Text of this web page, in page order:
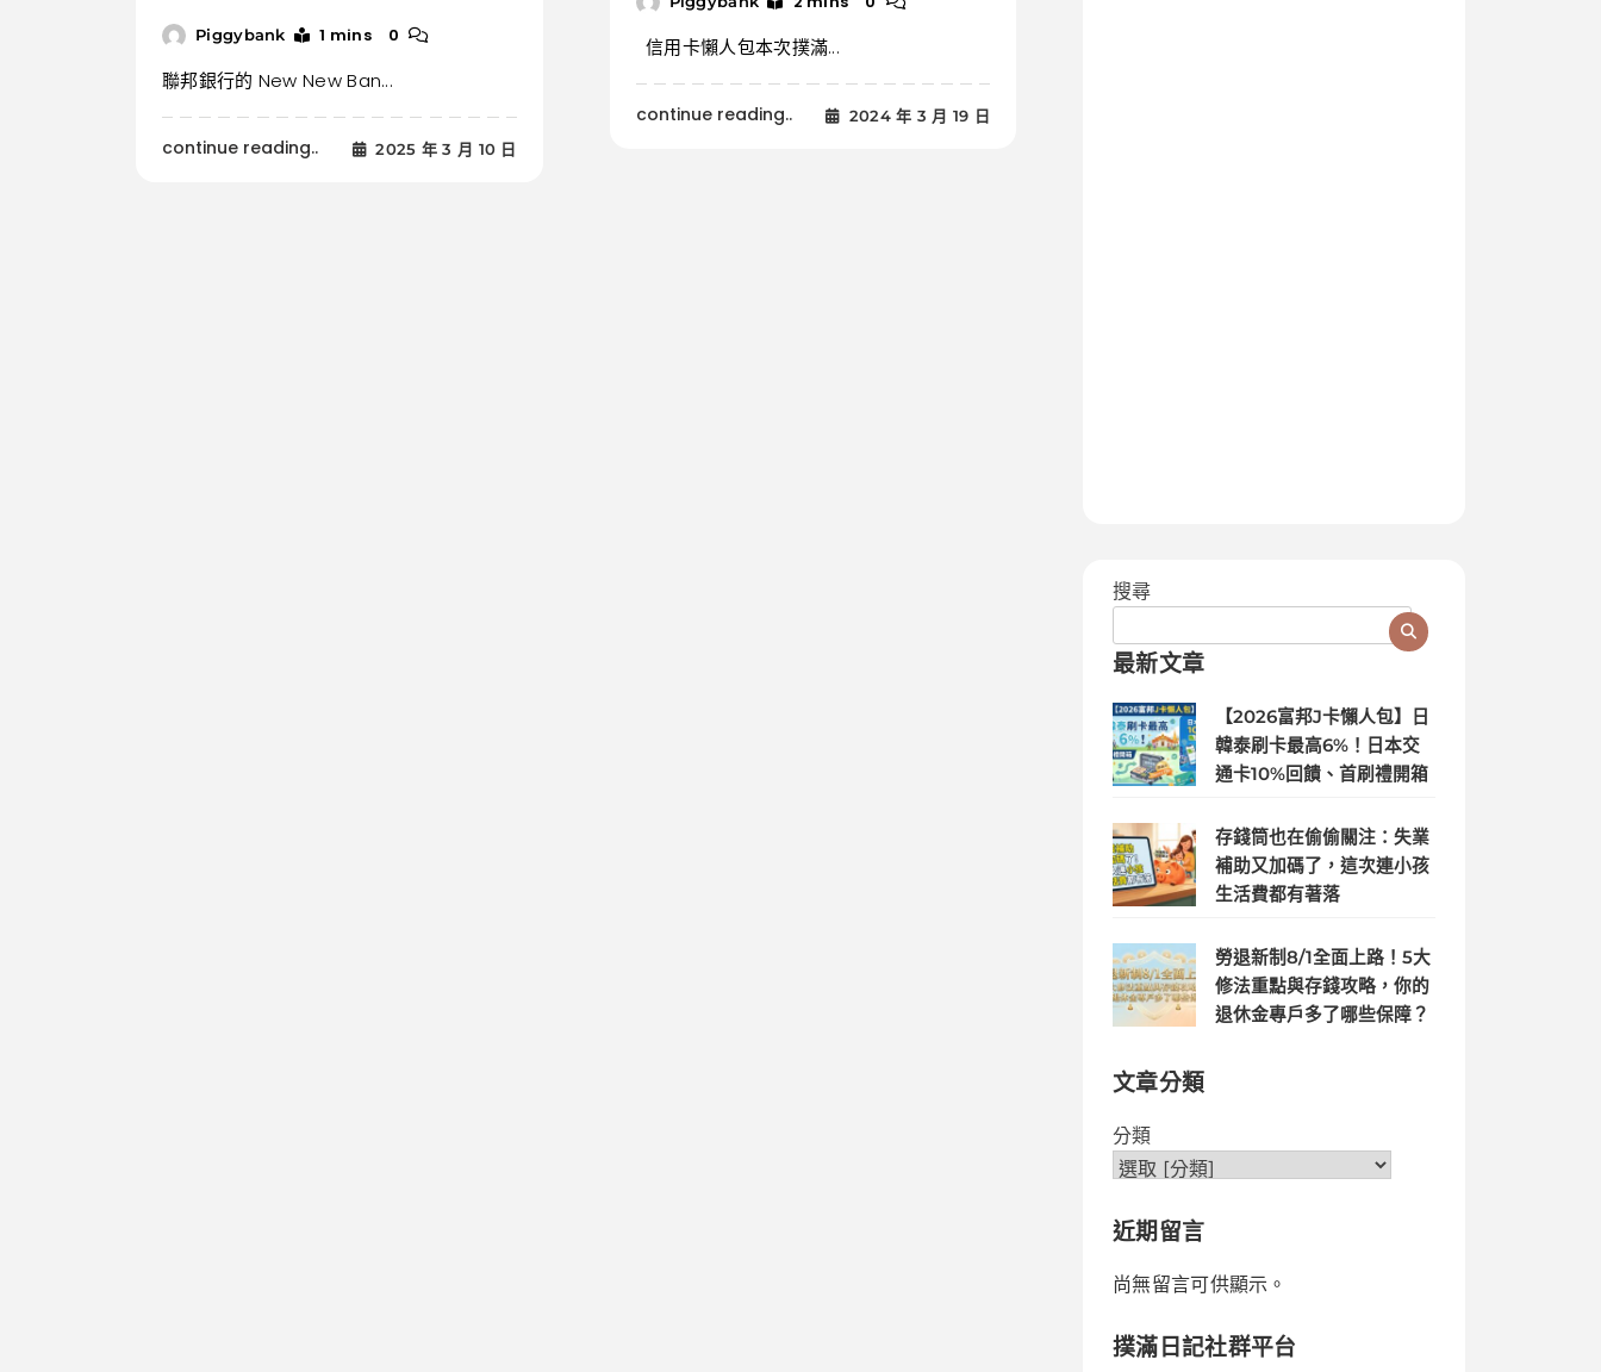
Piggybank 1 mins 0
聯邦銀行的 New New Ban...
continue reading.. 2025 年 3 月 10 日
信用卡懶人包本次撲滿...
continue reading.. 2024 年 3 月 19 日
搜尋
最新文章
【2026富邦J卡懶人包】日
韓泰刷卡最高6%！日本交
通卡10%回饋、首刷禮開箱
存錢筒也在偷偷關注：失業
補助又加碼了，這次連小孩
生活費都有著落
勞退新制8/1全面上路！5大
修法重點與存錢攻略，你的
退休金專戶多了哪些保障？
文章分類
分類
近期留言
尚無留言可供顯示。
撲滿日記社群平台